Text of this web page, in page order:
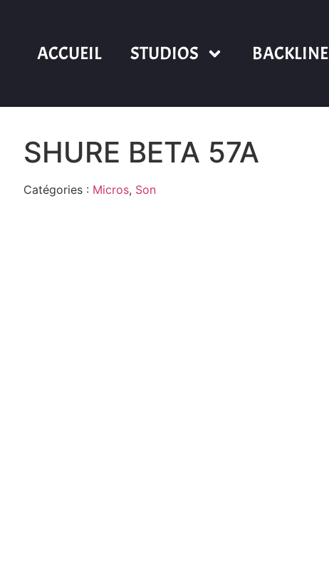
ACCUEIL STUDIOS BACKLINE
SHURE BETA 57A
Catégories : Micros, Son